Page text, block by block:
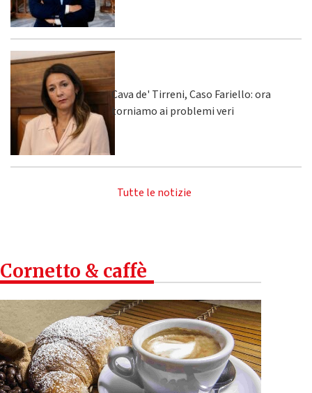
Cava de' Tirreni, Caso Fariello: ora
torniamo ai problemi veri
Tutte le notizie
Cornetto & caffè